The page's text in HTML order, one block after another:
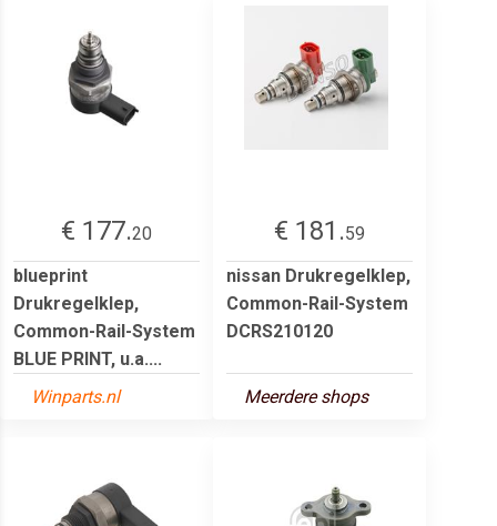
€ 177.20
blueprint
Drukregelklep,
Common-Rail-System
BLUE PRINT, u.a....
Winparts.nl
€ 181.59
nissan Drukregelklep,
Common-Rail-System
DCRS210120
Meerdere shops